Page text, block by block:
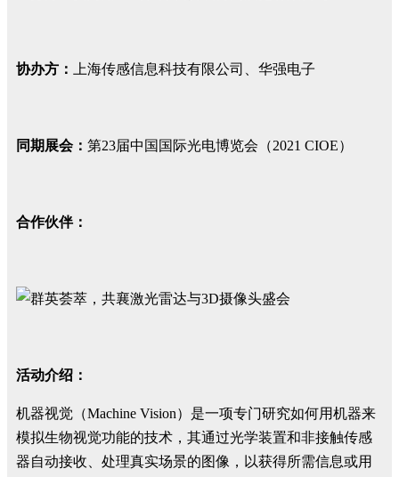
协办方： 上海传感信息科技有限公司、华强电子
同期展会： 第23届中国国际光电博览会（2021 CIOE）
合作伙伴：
活动介绍：
机器视觉（Machine Vision）是一项专门研究如何用机器来
模拟生物视觉功能的技术，其通过光学装置和非接触传感
器自动接收、处理真实场景的图像，以获得所需信息或用